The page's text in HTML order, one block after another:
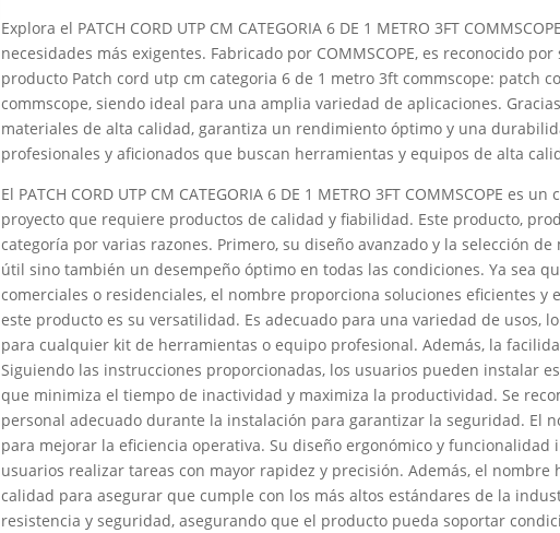
Explora el PATCH CORD UTP CM CATEGORIA 6 DE 1 METRO 3FT
necesidades más exigentes. Fabricado por COMMSCOPE, es reconocido
producto Patch cord utp cm categoria 6 de 1 metro 3ft commscope: patch
commscope, siendo ideal para una amplia variedad de aplicaciones.
materiales de alta calidad, garantiza un rendimiento óptimo y una
profesionales y aficionados que buscan herramientas y equipos de alta
El PATCH CORD UTP CM CATEGORIA 6 DE 1 METRO 3FT COMMSCOPE es
proyecto que requiere productos de calidad y fiabilidad. Este producto,
categoría por varias razones. Primero, su diseño avanzado y la selección
útil sino también un desempeño óptimo en todas las condiciones. Ya sea
comerciales o residenciales, el nombre proporciona soluciones eficientes y
este producto es su versatilidad. Es adecuado para una variedad de usos,
para cualquier kit de herramientas o equipo profesional. Además, la
Siguiendo las instrucciones proporcionadas, los usuarios pueden instalar
que minimiza el tiempo de inactividad y maximiza la productividad. Se
personal adecuado durante la instalación para garantizar la seguridad. El
para mejorar la eficiencia operativa. Su diseño ergonómico y
usuarios realizar tareas con mayor rapidez y precisión. Además, el
calidad para asegurar que cumple con los más altos estándares de la
resistencia y seguridad, asegurando que el producto pueda soportar